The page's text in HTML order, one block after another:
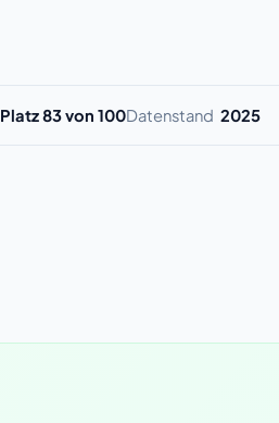
Platz 83 von 100Datenstand 2025